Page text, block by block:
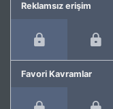
Reklamsız erişim
Favori Kavramlar